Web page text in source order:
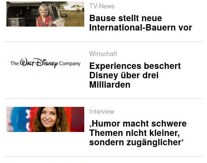
TV-News
Bause stellt neue
International-Bauern vor
Wirtschaft
Experiences beschert
Disney über drei
Milliarden
Interview
‚Humor macht schwere
Themen nicht kleiner,
sondern zugänglicher‘